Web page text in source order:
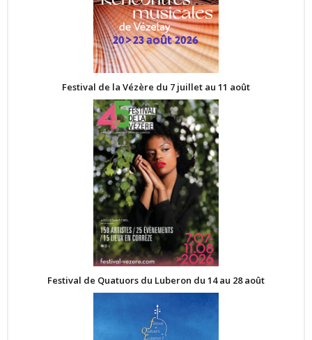
Festival de la Vézère du 7 juillet au 11 août
Festival de Quatuors du Luberon du 14 au 28 août